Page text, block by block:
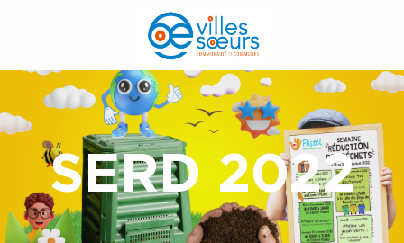
principal
SERD 2022